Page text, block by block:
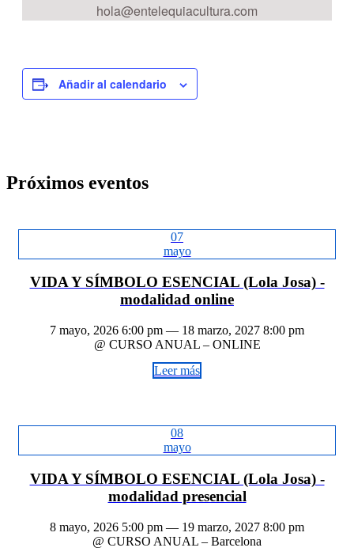
hola@entelequiacultura.com
Añadir al calendario
Próximos eventos
07
mayo
VIDA Y SÍMBOLO ESENCIAL (Lola Josa) -
modalidad online
7 mayo, 2026 6:00 pm — 18 marzo, 2027 8:00 pm
@ CURSO ANUAL – ONLINE
Leer más
08
mayo
VIDA Y SÍMBOLO ESENCIAL (Lola Josa) -
modalidad presencial
8 mayo, 2026 5:00 pm — 19 marzo, 2027 8:00 pm
@ CURSO ANUAL – Barcelona